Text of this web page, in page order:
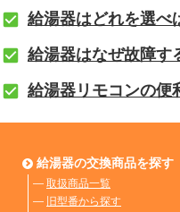
給湯器はどれを選べ
給湯器はなぜ故障す
給湯器リモコンの便
給湯器の交換商品を探す
― 取扱商品一覧
― 旧型番から探す